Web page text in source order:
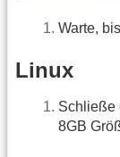
Warte,
Linux
Schließe
8GB